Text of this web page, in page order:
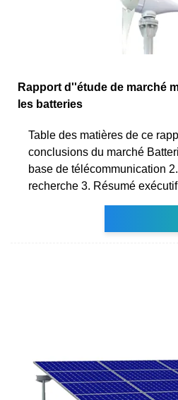
Rapport d''étude de marché
les batteries
Table des matières de ce
conclusions du marché
base de télécommunication
recherche 3. Résumé